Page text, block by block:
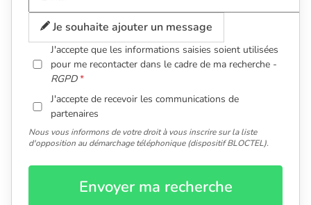
Je souhaite ajouter un message
J'accepte que les informations saisies soient utilisées
pour me recontacter dans le cadre de ma recherche -
RGPD
J'accepte de recevoir les communications de
partenaires
Nous vous informons de votre droit à vous inscrire sur la liste
d'opposition au démarchage téléphonique (dispositif BLOCTEL).
Envoyer ma recherche